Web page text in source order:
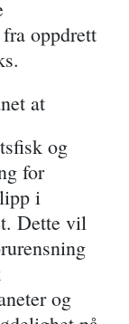
oppdrett
at
og
for
i
Dette vil
og